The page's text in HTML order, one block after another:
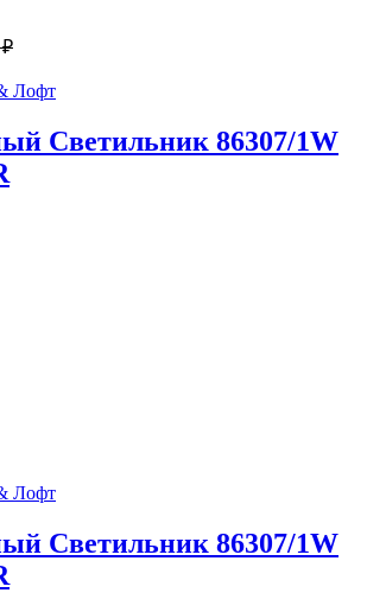
₽
Лофт
Светильник 86307/1W
Лофт
Светильник 86307/1W